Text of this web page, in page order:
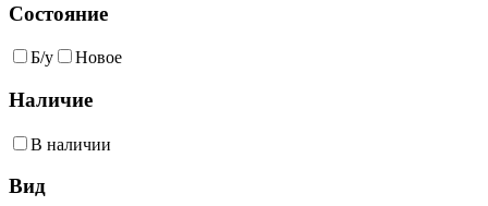
Состояние
Б/у Новое
Наличие
В наличии
Вид